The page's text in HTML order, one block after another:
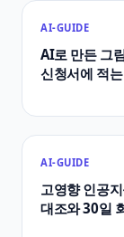
AI-GUIDE
AI로 만든 그
신청서에 적
AI-GUIDE
고영향 인공
대조와 30일